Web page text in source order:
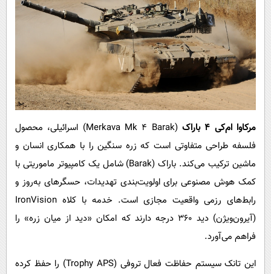
مرکاوا ام‌کی ۴ باراک
(Merkava Mk 4 Barak) اسرائیلی، محصول
فلسفه طراحی متفاوتی است که زره سنگین را با همکاری انسان و
ماشین ترکیب می‌کند. باراک (Barak) شامل یک کامپیوتر ماموریتی با
کمک هوش مصنوعی برای اولویت‌بندی تهدیدات، حسگرهای به‌روز و
رابط‌های رزمی واقعیت مجازی است. خدمه با کلاه IronVision
(آیرون‌ویژن) دید ۳۶۰ درجه دارند که امکان «دید از میان زره» را
فراهم می‌آورد.
این تانک سیستم حفاظت فعال تروفی (Trophy APS) را حفظ کرده